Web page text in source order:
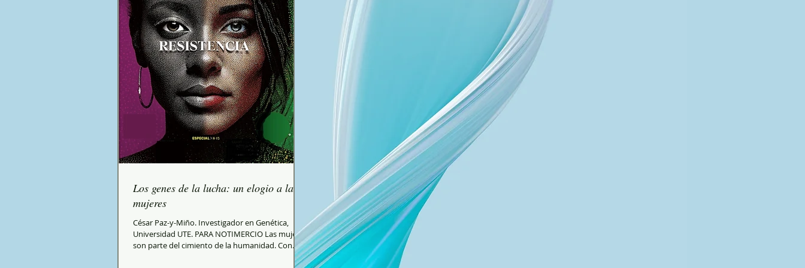
Los genes de la lucha: un elogio a las
mujeres
César Paz-y-Miño. Investigador en Genética,
Universidad UTE. PARA NOTIMERCIO Las mujeres
son parte del cimiento de la humanidad. Con...